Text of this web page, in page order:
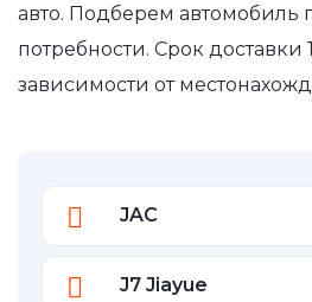
авто. Подберем
потребности. Срок доставки
зависимости от
JAC
J7 Jiayue